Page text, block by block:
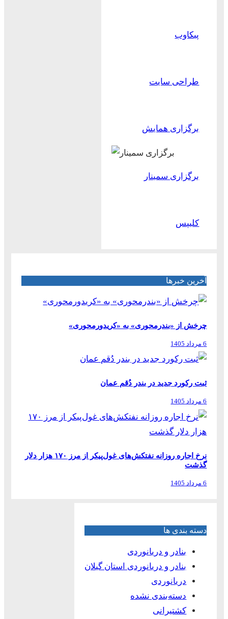
پیکاوب
طراحی سایت
برگزاری همایش
برگزاری سمینار
کلیپس
آخرین خبرها
چرخش از «بندرمحوری» به «کریدورمحوری»
6 مرداد 1405
ثبت رکورد جدید در بندر دُقم عمان
6 مرداد 1405
نرخ اجاره روزانه نفتکش‌های غول‌پیکر از مرز ۱۷۰ هزار دلار
گذشت
6 مرداد 1405
دسته بندی ها
بنادر و دریانوردی
بنادر و دریانوردی استان گیلان
دریانوردی
دسته‌بندی نشده
کشتیرانی